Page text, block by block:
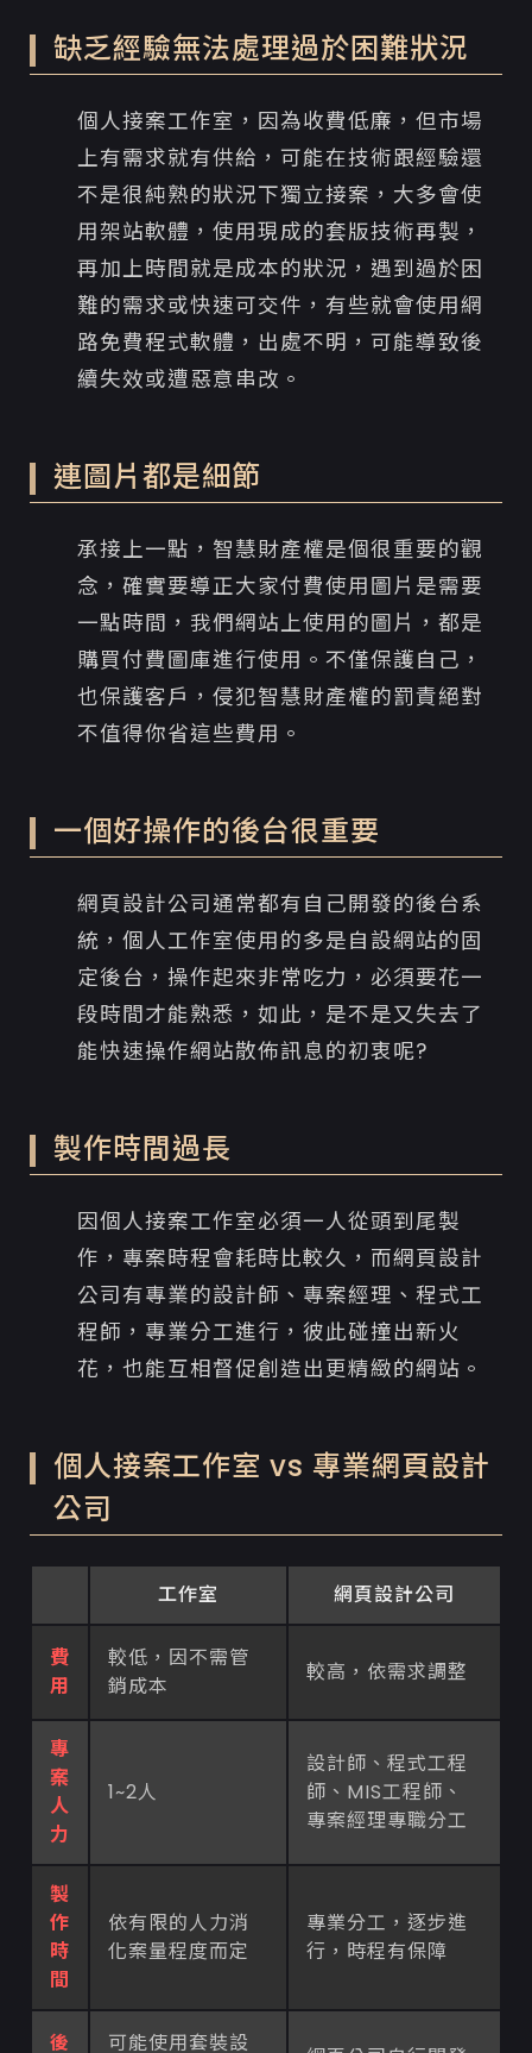
缺乏經驗無法處理過於困難狀況
個人接案工作室，因為收費低廉，但市場
上有需求就有供給，可能在技術跟經驗還
不是很純熟的狀況下獨立接案，大多會使
用架站軟體，使用現成的套版技術再製，
再加上時間就是成本的狀況，遇到過於困
難的需求或快速可交件，有些就會使用網
路免費程式軟體，出處不明，可能導致後
續失效或遭惡意串改。
連圖片都是細節
承接上一點，智慧財產權是個很重要的觀
念，確實要導正大家付費使用圖片是需要
一點時間，我們網站上使用的圖片，都是
購買付費圖庫進行使用。不僅保護自己，
也保護客戶，侵犯智慧財產權的罰責絕對
不值得你省這些費用。
一個好操作的後台很重要
網頁設計公司通常都有自己開發的後台系
統，個人工作室使用的多是自設網站的固
定後台，操作起來非常吃力，必須要花一
段時間才能熟悉，如此，是不是又失去了
能快速操作網站散佈訊息的初衷呢?
製作時間過長
因個人接案工作室必須一人從頭到尾製
作，專案時程會耗時比較久，而網頁設計
公司有專業的設計師、專案經理、程式工
程師，專業分工進行，彼此碰撞出新火
花，也能互相督促創造出更精緻的網站。
個人接案工作室 vs 專業網頁設計
公司
工作室 網頁設計公司
費
用
較低，因不需管
銷成本
較高，依需求調整
專
案
人
力
1~2人
設計師、程式工程
師、MIS工程師、
專案經理專職分工
製
作
時
間
依有限的人力消
化案量程度而定
專業分工，逐步進
行，時程有保障
後
可能使用套裝設